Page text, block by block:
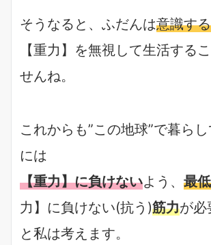
そうなると、ふだんは意識す
【重力】を無視して生活する
せんね。
これからも”この地球”で暮ら
には
【重力】に負けないよう、 最
力】に負けない(抗う)筋力が必
と私は考えます。